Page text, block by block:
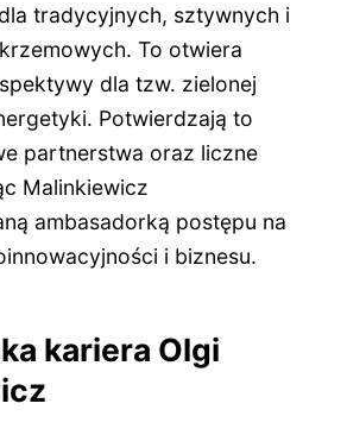
tradycyjnych, sztywnych i
To otwiera
dla tzw. zielonej
Potwierdzają to
partnerstwa oraz liczne
Malinkiewicz
ambasadorką postępu na
i biznesu.
kariera Olgi